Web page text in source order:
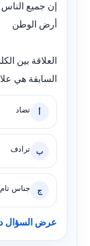
إن جميع الناس
أرض الوطن
العلاقة بين
السابقة هي
أ تضاد
ب ترادف
ج جناس تام
عرض السؤال